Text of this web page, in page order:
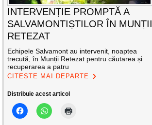
INTERVENȚIE PROMPTĂ A
SALVAMONTIȘTILOR ÎN MUNȚII
RETEZAT
Echipele Salvamont au intervenit, noaptea
trecută, în Munții Retezat pentru căutarea și
recuperarea a patru
CITEȘTE MAI DEPARTE
Distribuie acest articol